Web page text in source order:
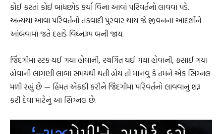
કોઈ કરતાં કોઈ બાંધછોડ કર્યા વિના આવાં પરિવર્તનો લાવવાં પડે.
અન્યથા આવાં પરિવર્તનો તકવાદી પુરવાર થાય જે જીવનનાં આદર્શોને
આંબવામાં જતે દહાડે વિઘ્નરૂપ બની જાય.
જિંદગીમાં સ્ટક થઈ ગયા હોવાની, સ્થગિત થઈ ગયા હોવાની, ફસાઈ ગયા
હોવાની લાગણી લાંબા સમયથી થતી હોય તો માનવું કે તમને એક સિગ્નલ
મળી રહ્યું છે — હિંમત એકઠી કરીને જિંદગીમાં પરિવર્તનો લાવવાનું શરૂ
કરી દેવા માટેનું આ સિગ્નલ છે.